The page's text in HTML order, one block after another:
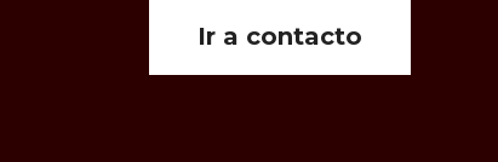
Ir a contacto